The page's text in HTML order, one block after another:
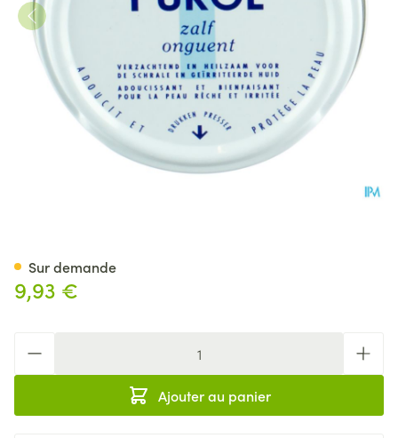
9,93 €
Ajouter au panier
Sur demande